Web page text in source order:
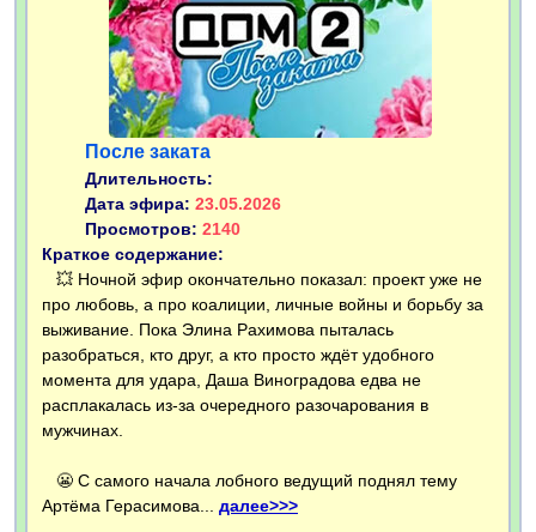
После заката
Длительность:
Дата эфира: 23.05.2026
Просмотров: 2140
Краткое содержание:
💥 Ночной эфир окончательно показал: проект уже не
про любовь, а про коалиции, личные войны и борьбу за
выживание. Пока Элина Рахимова пыталась
разобраться, кто друг, а кто просто ждёт удобного
момента для удара, Даша Виноградова едва не
расплакалась из-за очередного разочарования в
мужчинах.
😬 С самого начала лобного ведущий поднял тему
Артёма Герасимова... далее>>>